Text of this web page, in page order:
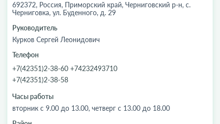
692372, Россия, Приморский край, Черниговский р-н, с.
Черниговка, ул. Буденного, д. 29
Руководитель
Курков Сергей Леонидович
Телефон
+7(42351)2-38-60 +74232493710
+7(42351)2-38-58
Часы работы
вторник с 9.00 до 13.00, четверг с 13.00 до 18.00